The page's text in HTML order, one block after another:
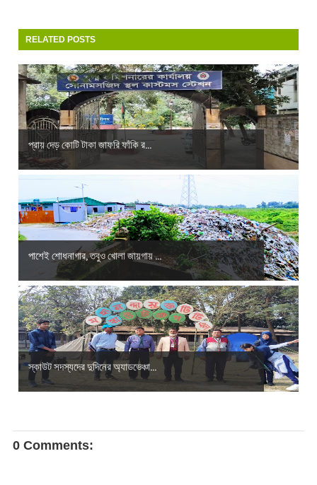
RELATED POSTS
প্রায় দেড় কোটি টাকা জাফরি ফাঁকি র...
পাশেই শোধনাগার, তবুও খোলা জায়গায় ...
স্কাউট সদস্যদের দুদিনের অ্যাডভেঞ্চা...
0 Comments: